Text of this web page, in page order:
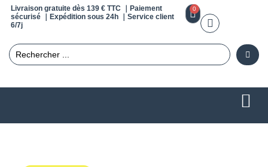
Livraison gratuite dès 139 € TTC ｜Paiement
sécurisé ｜Expédition sous 24h ｜Service client
6/7j
0